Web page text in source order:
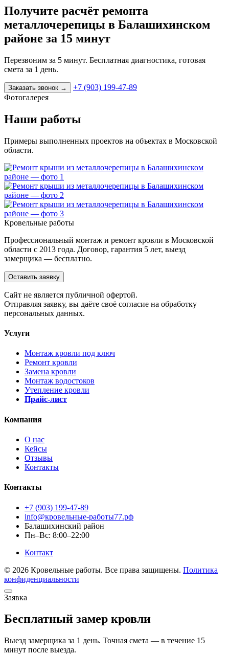
Получите расчёт ремонта
металлочерепицы в Балашихинском
районе за 15 минут
Перезвоним за 5 минут. Бесплатная диагностика, готовая
смета за 1 день.
Заказать звонок →
+7 (903) 199-47-89
Фотогалерея
Наши работы
Примеры выполненных проектов на объектах в Московской
области.
Кровельные работы
Профессиональный монтаж и ремонт кровли в Московской
области с 2013 года. Договор, гарантия 5 лет, выезд
замерщика — бесплатно.
Оставить заявку
Cайт не является публичной офертой.
Отправляя заявку, вы даёте своё согласие на обработку
персональных данных.
Услуги
Монтаж кровли под ключ
Ремонт кровли
Замена кровли
Монтаж водостоков
Утепление кровли
Прайс-лист
Компания
О нас
Кейсы
Отзывы
Контакты
Контакты
+7 (903) 199-47-89
info@кровельные-работы77.рф
Балашихинский район
Пн–Вс: 8:00–22:00
Контакт
© 2026 Кровельные работы. Все права защищены. Политика
конфиденциальности
Заявка
Бесплатный замер кровли
Выезд замерщика за 1 день. Точная смета — в течение 15
минут после выезда.